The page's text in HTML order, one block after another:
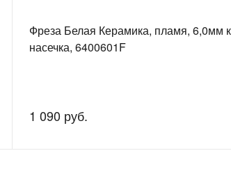
Фреза Белая Керамика, пламя, 6,0мм
насечка, 6400601F
1 090 руб.